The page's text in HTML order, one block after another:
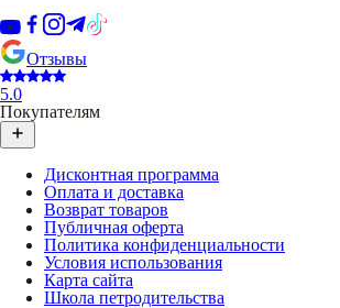
Отзывы
5.0
Покупателям
Дисконтная программа
Оплата и доставка
Возврат товаров
Публичная оферта
Политика конфиденциальности
Условия использования
Карта сайта
Школа петродительства